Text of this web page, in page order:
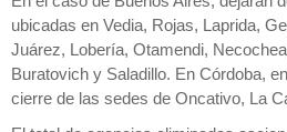
ubicadas en Vedia, Rojas, Laprida,
Juárez, Lobería, Otamendi,
Buratovich y Saladillo. En Córdoba,
cierre de las sedes de Oncativo, La